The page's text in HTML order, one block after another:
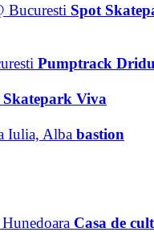
Spot
Pumptrack
Skatepark Viva
bastion
Casa de